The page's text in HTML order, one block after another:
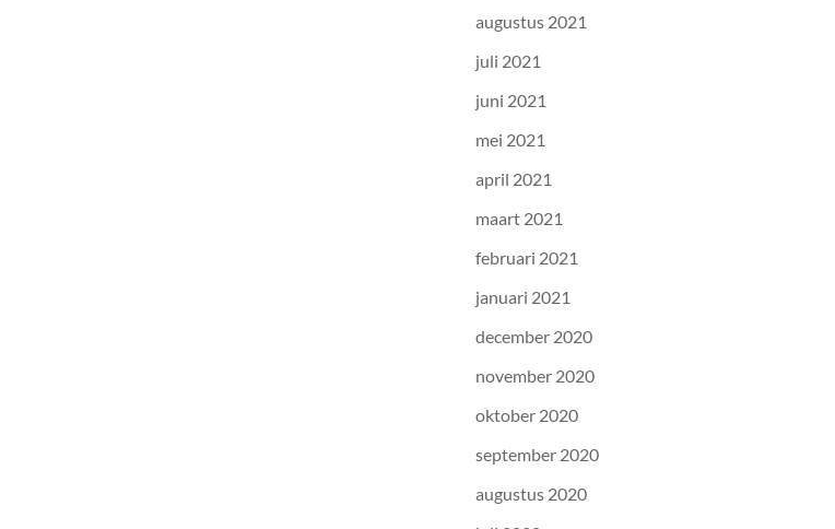
augustus 2021
juli 2021
juni 2021
mei 2021
april 2021
maart 2021
februari 2021
januari 2021
december 2020
november 2020
oktober 2020
september 2020
augustus 2020